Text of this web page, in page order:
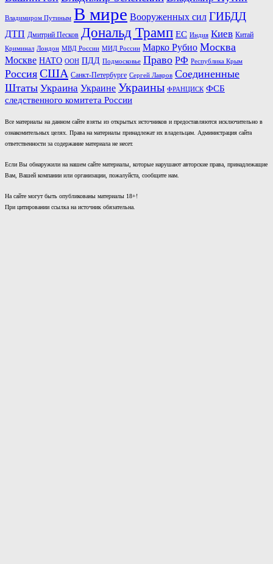
Владимиром Путиным В мире Вооруженных сил ГИБДД
ДТП Дмитрий Песков Дональд Трамп ЕС Индия Киев Китай
Криминал Лондон МВД России МИД России Марко Рубио Москва
Москве НАТО ООН ПДД Подмосковье Право РФ Республика Крым
Россия США Санкт-Петербурге Сергей Лавров Соединенные
Штаты Украина Украине Украины ФРАНЦИСК ФСБ
следственного комитета России
Все материалы на данном сайте взяты из открытых источников и предоставляются исключительно в
ознакомительных целях. Права на материалы принадлежат их владельцам. Администрация сайта
ответственности за содержание материала не несет.
Если Вы обнаружили на нашем сайте материалы, которые нарушают авторские права, принадлежащие
Вам, Вашей компании или организации, пожалуйста, сообщите нам.
На сайте могут быть опубликованы материалы 18+!
При цитировании ссылка на источник обязательна.